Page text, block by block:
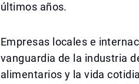
últimos años.
Empresas locales e
vanguardia de la industria
alimentarios y la vida